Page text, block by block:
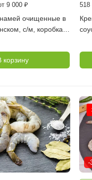
9 000 ₽
очищенные в
с/м, коробка 8
MORE)
корзину
518
-